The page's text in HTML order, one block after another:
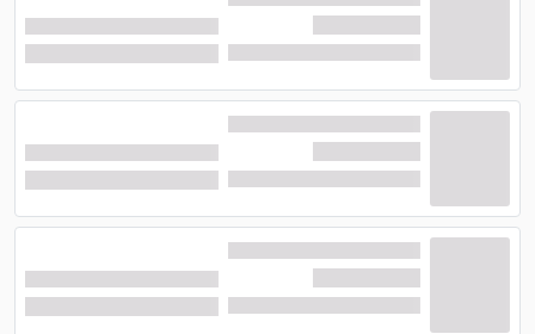
تلویزیون، آشپزخانه، یخچال، حمام با تمامی ملزوامات
بهداشتی برای هر فرد مجزا، روم سرویس، تخت های
استاندارد، سرویس بهداشتی و.... اشاره کرد. همچنین نظافت
در این اتاق ها پس از خارج شدن هر مسافر، به طور کامل
صورت می گیرد که خیال شما را از این نظر نیز راحت خواهد
کرد.
آلاچیق هتل شیان تهران: